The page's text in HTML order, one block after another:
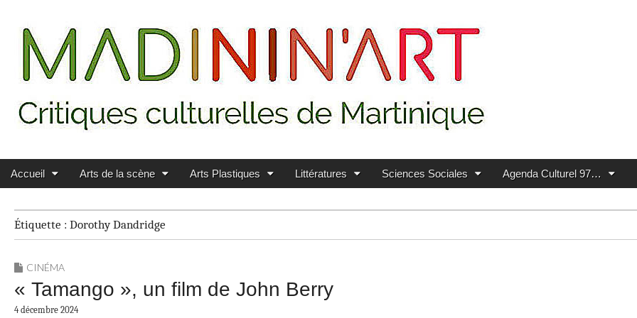
MADININ'ART
Main menu
Skip to content
Accueil Arts de la scène Arts Plastiques Littératures Sciences Sociales Agenda Culturel 97…
Étiquette : Dorothy Dandridge
CINÉMA
« Tamango », un film de John Berry
4 décembre 2024